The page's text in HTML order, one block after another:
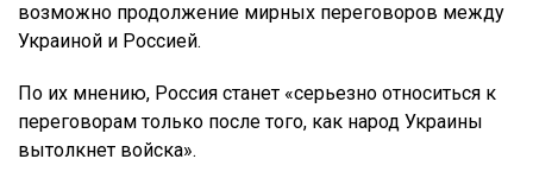
возможно продолжение мирных переговоров между
Украиной и Россией.
По их мнению, Россия станет «серьезно относиться к
переговорам только после того, как народ Украины
вытолкнет войска».